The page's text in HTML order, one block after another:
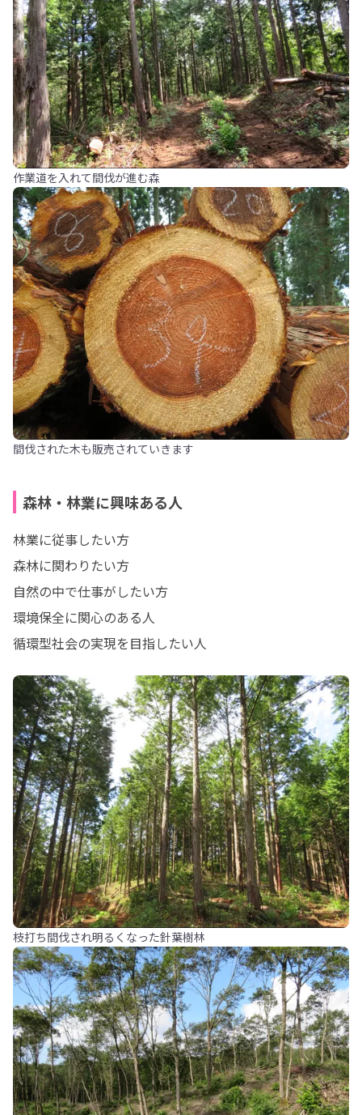
作業道を入れて間伐が進む森
間伐された木も販売されていきます
森林・林業に興味ある人
林業に従事したい方
森林に関わりたい方
自然の中で仕事がしたい方
環境保全に関心のある人
循環型社会の実現を目指したい人
枝打ち間伐され明るくなった針葉樹林